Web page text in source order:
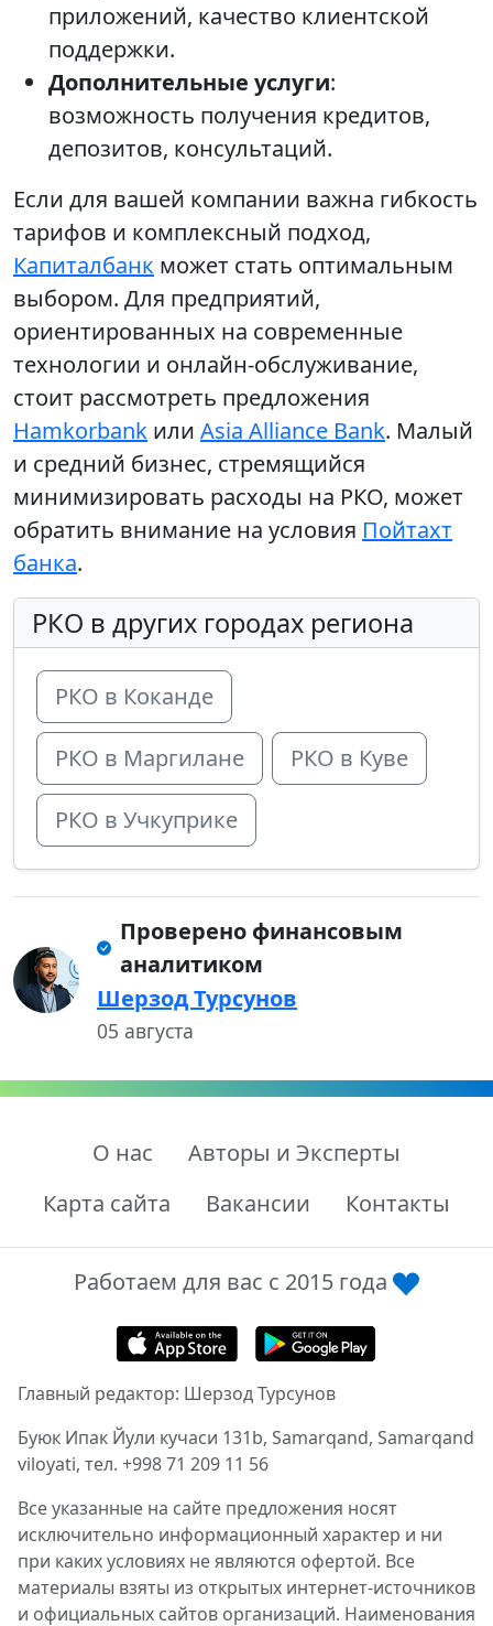
приложений, качество клиентской
поддержки.
Дополнительные услуги:
возможность получения кредитов,
депозитов, консультаций.
Если для вашей компании важна гибкость
тарифов и комплексный подход,
Капиталбанк может стать оптимальным
выбором. Для предприятий,
ориентированных на современные
технологии и онлайн-обслуживание,
стоит рассмотреть предложения
Hamkorbank или Asia Alliance Bank. Малый
и средний бизнес, стремящийся
минимизировать расходы на РКО, может
обратить внимание на условия Пойтахт
банка.
РКО в других городах региона
РКО в Коканде
РКО в Маргилане РКО в Куве
РКО в Учкуприке
Проверено финансовым
аналитиком
Шерзод Турсунов
05 августа
О нас
Авторы и Эксперты
Карта сайта
Вакансии Контакты
Работаем для вас с 2015 года
Главный редактор: Шерзод Турсунов
Буюк Ипак Йули кучаси 131b, Samarqand, Samarqand
viloyati, тел. +998 71 209 11 56
Все указанные на сайте предложения носят
исключительно информационный характер и ни
при каких условиях не являются офертой. Все
материалы взяты из открытых интернет-источников
и официальных сайтов организаций. Наименования